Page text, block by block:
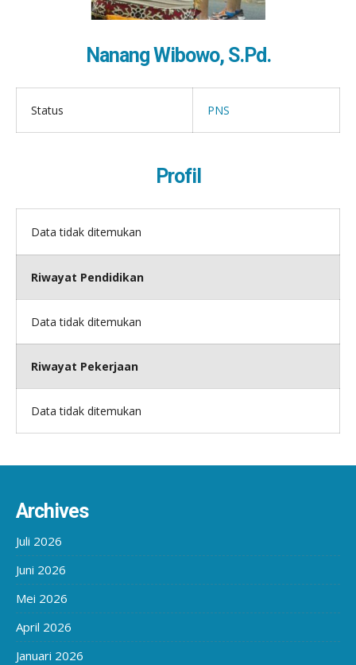
Nanang Wibowo, S.Pd.
Status PNS
Profil
Data tidak ditemukan
Riwayat Pendidikan
Data tidak ditemukan
Riwayat Pekerjaan
Data tidak ditemukan
Archives
Juli 2026
Juni 2026
Mei 2026
April 2026
Januari 2026